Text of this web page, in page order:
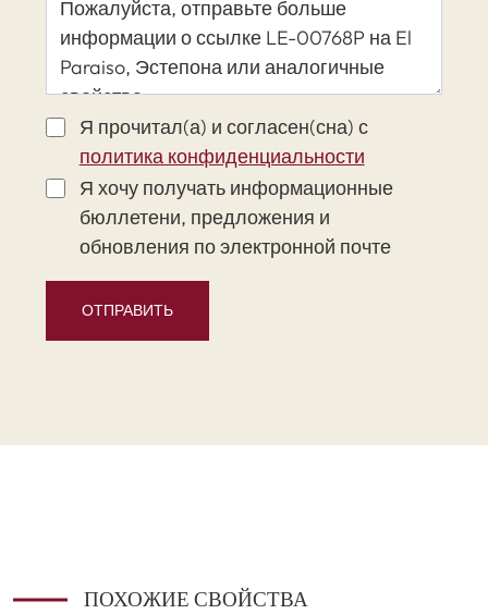
Я прочитал(а) и согласен(сна) с
политика конфиденциальности
Я хочу получать информационные
бюллетени, предложения и
обновления по электронной почте
ОТПРАВИТЬ
ПОХОЖИЕ СВОЙСТВА